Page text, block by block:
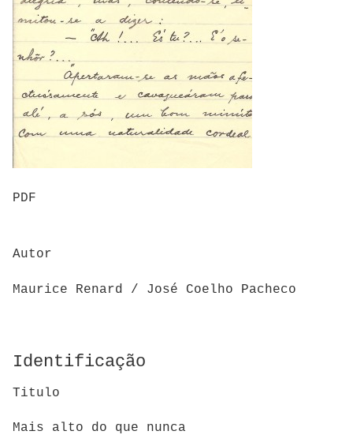
PDF
Autor
Maurice Renard / José Coelho Pacheco
Identificação
Titulo
Mais alto do que nunca